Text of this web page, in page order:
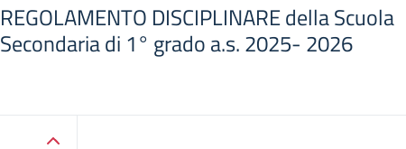
REGOLAMENTO DISCIPLINARE della Scuola
Secondaria di 1° grado a.s. 2025- 2026